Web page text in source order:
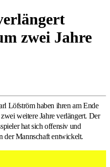
zwei Jahre
Löfström haben ihren am Ende
weitere Jahre verlängert. Der
hat sich offensiv und
der Mannschaft entwickelt.